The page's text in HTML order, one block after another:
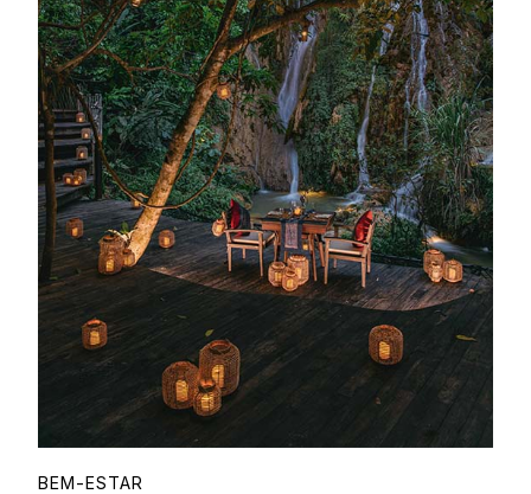
Proudly
BEM-ESTAR